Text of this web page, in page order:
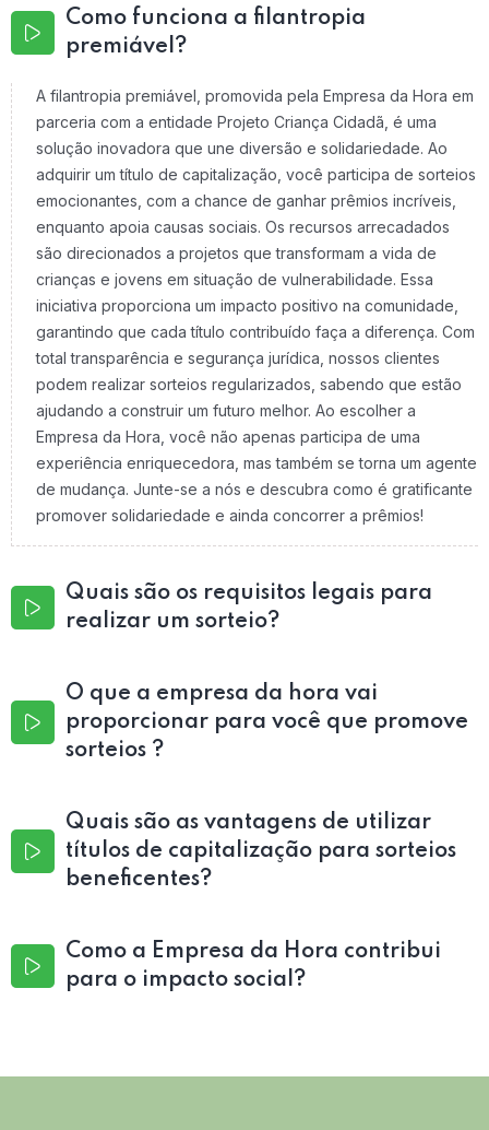
Como funciona a filantropia
premiável?
A filantropia premiável, promovida pela Empresa da Hora em
parceria com a entidade Projeto Criança Cidadã, é uma
solução inovadora que une diversão e solidariedade. Ao
adquirir um título de capitalização, você participa de sorteios
emocionantes, com a chance de ganhar prêmios incríveis,
enquanto apoia causas sociais. Os recursos arrecadados
são direcionados a projetos que transformam a vida de
crianças e jovens em situação de vulnerabilidade. Essa
iniciativa proporciona um impacto positivo na comunidade,
garantindo que cada título contribuído faça a diferença. Com
total transparência e segurança jurídica, nossos clientes
podem realizar sorteios regularizados, sabendo que estão
ajudando a construir um futuro melhor. Ao escolher a
Empresa da Hora, você não apenas participa de uma
experiência enriquecedora, mas também se torna um agente
de mudança. Junte-se a nós e descubra como é gratificante
promover solidariedade e ainda concorrer a prêmios!
Quais são os requisitos legais para
realizar um sorteio?
O que a empresa da hora vai
proporcionar para você que promove
sorteios ?
Quais são as vantagens de utilizar
títulos de capitalização para sorteios
beneficentes?
Como a Empresa da Hora contribui
para o impacto social?